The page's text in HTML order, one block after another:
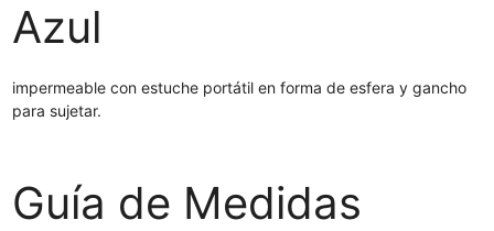
Azul
impermeable con estuche portátil en forma de esfera y gancho
para sujetar.
Guía de Medidas